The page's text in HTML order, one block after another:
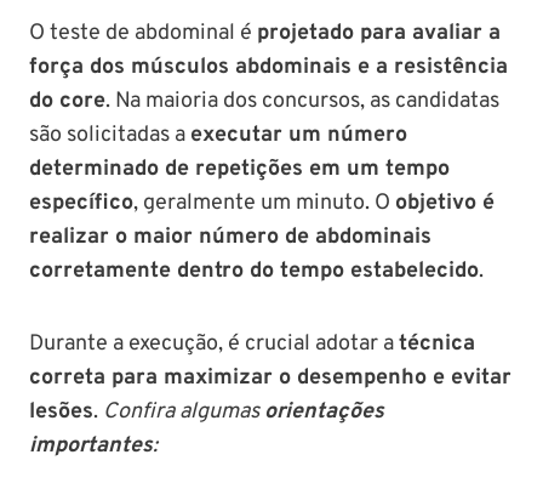
O teste de abdominal é projetado para avaliar a
força dos músculos abdominais e a resistência
do core. Na maioria dos concursos, as candidatas
são solicitadas a executar um número
determinado de repetições em um tempo
específico, geralmente um minuto. O objetivo é
realizar o maior número de abdominais
corretamente dentro do tempo estabelecido.
Durante a execução, é crucial adotar atécnica
correta para maximizar o desempenho e evitar
lesões. Confira algumas orientações
importantes: